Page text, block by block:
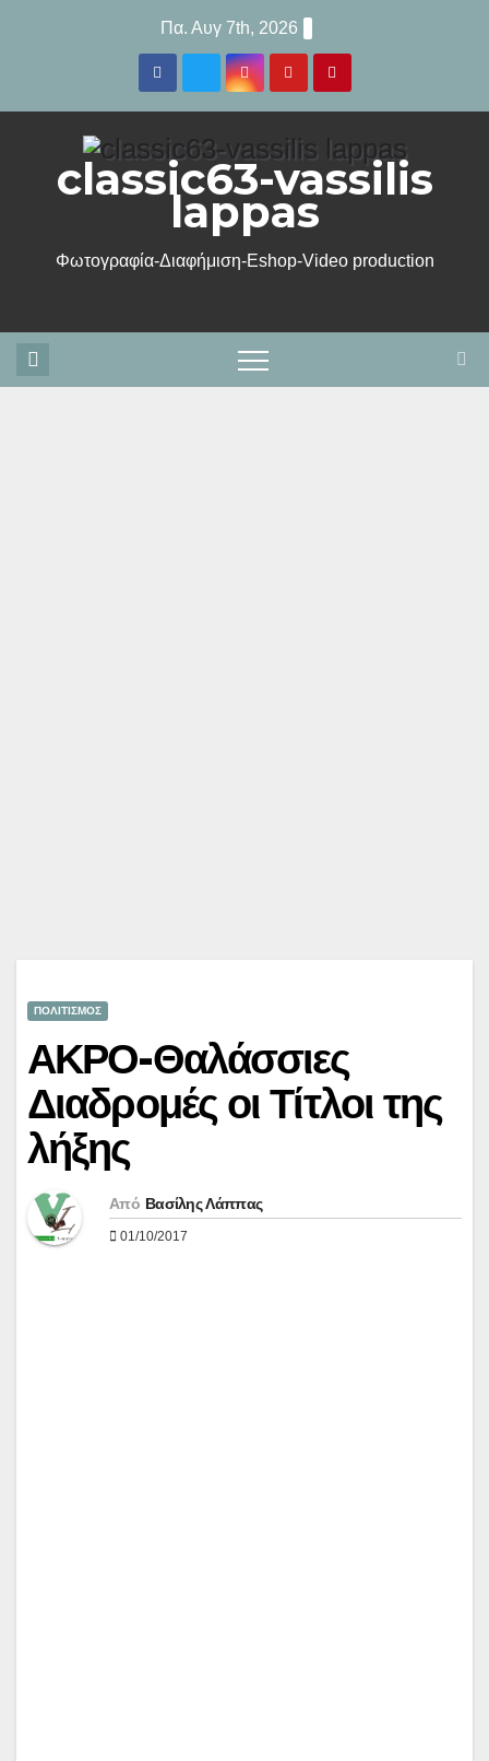
Πα. Αυγ 7th, 2026
classic63-vassilis
lappas
Φωτογραφία-Διαφήμιση-Eshop-Video production
ΠΟΛΙΤΙΣΜΟΣ
ΑΚΡΟ-Θαλάσσιες
Διαδρομές οι Τίτλοι της
λήξης
Από Βασίλης Λάππας
01/10/2017